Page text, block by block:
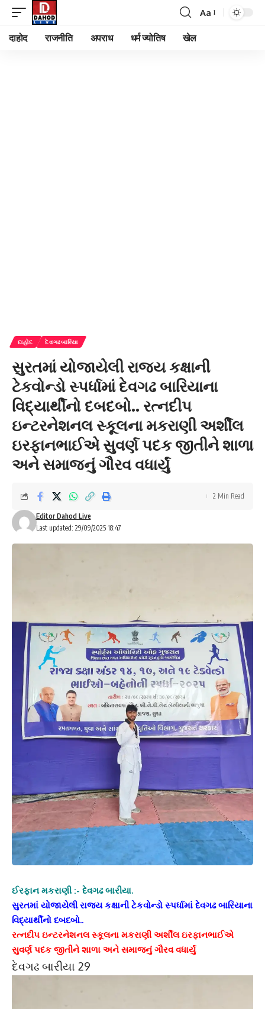
Font
Aa
दाहोद राजनीति अपराध धर्म ज्योतिष खेल
દાહોદ દેવગઢબારિયા
સુરતમાં યોજાયેલી રાજ્ય કક્ષાની
ટેકવોન્ડો સ્પર્ધામાં દેવગઢ બારિયાના
વિદ્યાર્થીનો દબદબો.. રત્નદીપ
ઇન્ટરનેશનલ સ્કૂલના મકરાણી અર્શીલ
ઇરફાનભાઈએ સુવર્ણ પદક જીતીને શાળા
અને સમાજનું ગૌરવ વધાર્યું
Last updated: 29/09/2025 18:47
Editor Dahod Live
2 Min Read
ઈરફાન મકરાણી :- દેવગઢ બારીયા.
સુરતમાં યોજાયેલી રાજ્ય કક્ષાની ટેકવોન્ડો સ્પર્ધામાં દેવગઢ બારિયાના
વિદ્યાર્થીનો દબદબો..
રત્નદીપ ઇન્ટરનેશનલ સ્કૂલના મકરાણી અર્શીલ ઇરફાનભાઈએ
સુવર્ણ પદક જીતીને શાળા અને સમાજનું ગૌરવ વધાર્યું
દેવગઢ બારીયા 29